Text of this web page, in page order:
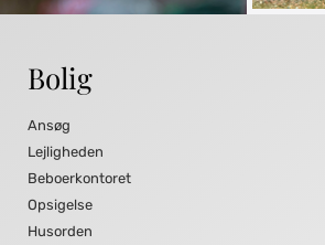
Bolig
Ansøg
Lejligheden
Beboerkontoret
Opsigelse
Husorden